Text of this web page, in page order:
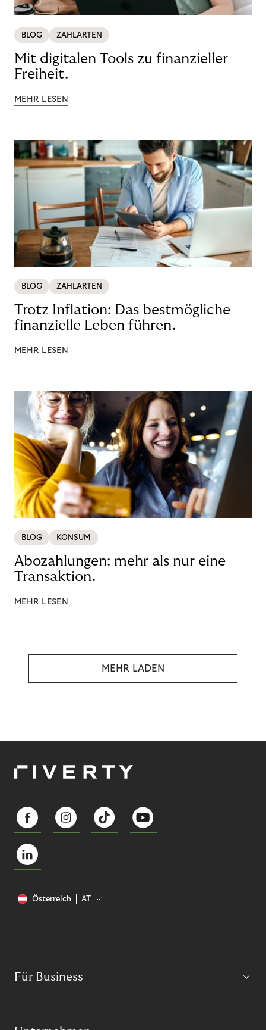
BLOG ZAHLARTEN
Mit digitalen Tools zu finanzieller
Freiheit.
MEHR LESEN
BLOG ZAHLARTEN
Trotz Inflation: Das bestmögliche
finanzielle Leben führen.
MEHR LESEN
BLOG KONSUM
Abozahlungen: mehr als nur eine
Transaktion.
MEHR LESEN
MEHR LADEN
Österreich AT
Für Business